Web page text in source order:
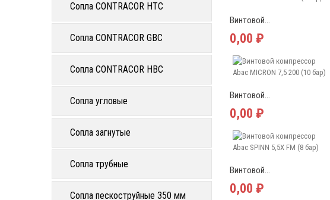
Сопла CONTRACOR HTC
Сопла CONTRACOR GBC
Сопла CONTRACOR HBC
Сопла угловые
Сопла загнутые
Сопла трубные
Сопла пескоструйные 350 мм
Винтовой...
0,00 ₽
Винтовой...
0,00 ₽
Винтовой...
0,00 ₽